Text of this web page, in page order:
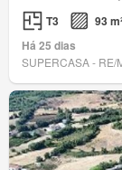
T3
93
Há 25 dias
SUPERCASA - RE/